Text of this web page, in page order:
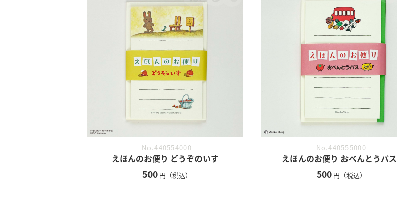
No.440554000
えほんのお便り どうぞのいす
500 円（税込）
No.440555000
えほんのお便り おべんとうバス
500 円（税込）